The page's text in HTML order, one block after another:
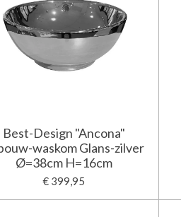
Best-Design "Ancona"
waskom Glans-zilver
Ø=38cm H=16cm
€ 399,95